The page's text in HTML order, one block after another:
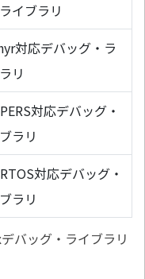
イブラリ
対応デバッグ・ラ
リ
対応デバッグ・
ラリ
対応デバッグ・
ラリ
バッグ・ライブラリ